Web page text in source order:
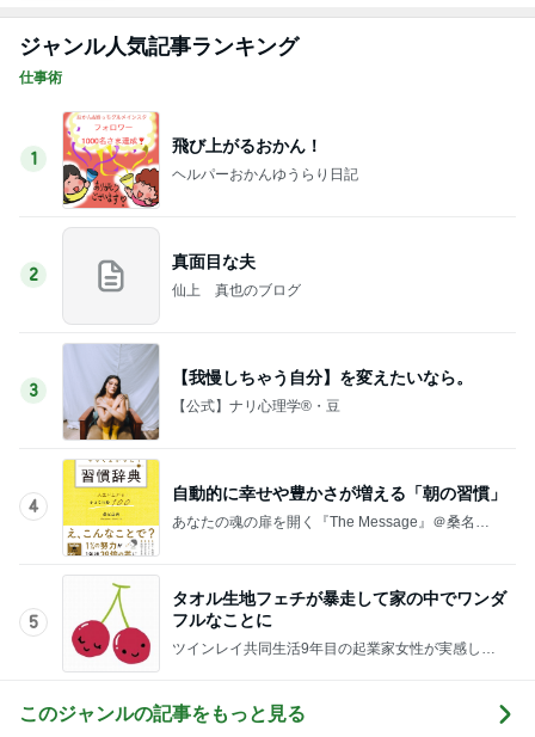
ジャンル人気記事ランキング
仕事術
1
飛び上がるおかん！
ヘルパーおかんゆうらり日記
2
真面目な夫
仙上 真也のブログ
3
【我慢しちゃう自分】を変えたいなら。
【公式】ナリ心理学®・豆
4
自動的に幸せや豊かさが増える「朝の習慣」
あなたの魂の扉を開く『The Message』＠桑名正
5
タオル生地フェチが暴走して家の中でワンダ
フルなことに
ツインレイ共同生活9年目の起業家女性が実感し
このジャンルの記事をもっと見る